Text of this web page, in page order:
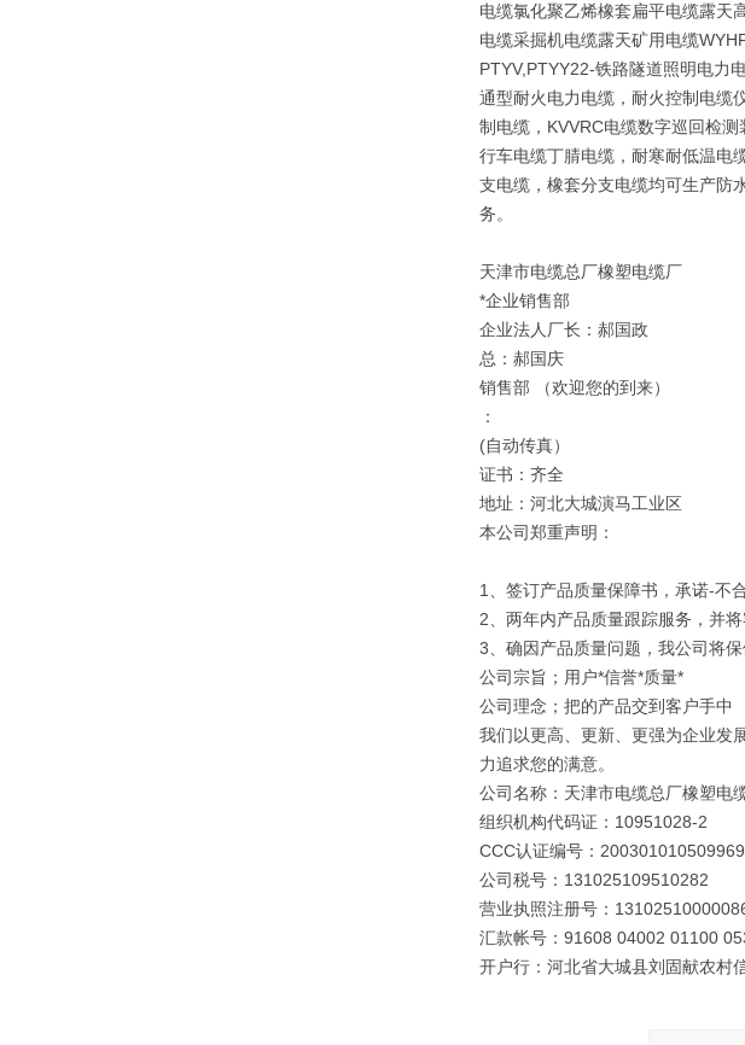
电缆氯化聚乙烯橡套扁平电缆露天
电缆采掘机电缆露天矿用电缆
PTYV,PTYY22-铁路隧道照明电力
通型耐火电力电缆，耐火控制电缆
制电缆，KVVRC电缆数字巡回检
行车电缆丁腈电缆，耐寒耐低温
支电缆，橡套分支电缆均可生产防
务。
天津市电缆总厂橡塑电缆厂
*企业销售部
企业法人厂长：郝国政
总：郝国庆
销售部 （欢迎您的到来）
：
(自动传真）
证书：齐全
地址：河北大城演马工业区
本公司郑重声明：
1、签订产品质量保障书，承诺-不
2、两年内产品质量跟踪服务，并
3、确因产品质量问题，我公司将
公司宗旨；用户*信誉*质量*
公司理念；把的产品交到客户手中
我们以更高、更新、更强为企业发
力追求您的满意。
公司名称：天津市电缆总厂橡塑电
组织机构代码证：10951028-2
CCC认证编号：
公司税号：131025109510282
营业执照注册号：
汇款帐号：91608 04002 01100
开户行：河北省大城县刘固献农村